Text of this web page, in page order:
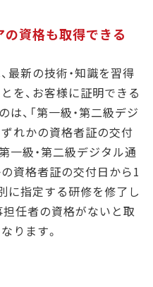
資格も取得できる
最新の技術・知識を習得
を、お客様に証明できる
、「第一級・第二級デジ
れかの資格者証の交付
一級・第二級デジタル通
資格者証の交付日から1
に指定する研修を修了し
担任者の資格がないと取
ります。